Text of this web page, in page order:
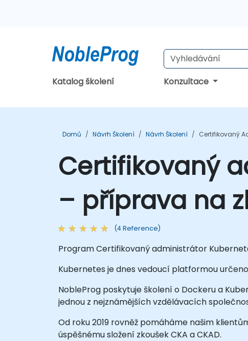
Katalog školení Konzultace
Domů Návrh Školení Návrh Školení Certifikovaný
Certifikovaný
– příprava na
(4 Reference)
Program Certifikovaný administrátor
Kubernetes je dnes vedoucí platformou
NobleProg poskytuje školení o Dockeru a
jednou z nejznámějších vzdělávacích
Od roku 2019 rovněž pomáháme našim
úspěšnému složení zkoušek CKA a CKAD.